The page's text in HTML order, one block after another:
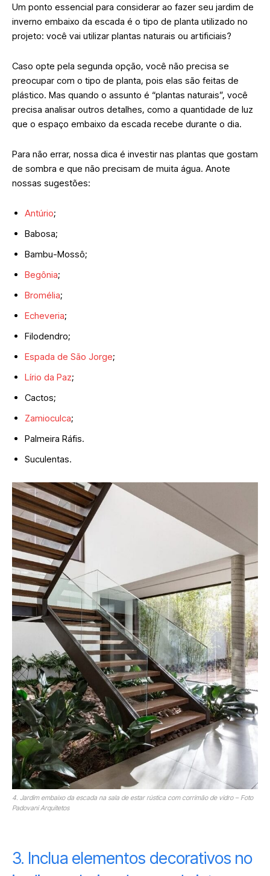
Um ponto essencial para considerar ao fazer seu jardim de
inverno embaixo da escada é o tipo de planta utilizado no
projeto: você vai utilizar plantas naturais ou artificiais?
Caso opte pela segunda opção, você não precisa se
preocupar com o tipo de planta, pois elas são feitas de
plástico. Mas quando o assunto é “plantas naturais”, você
precisa analisar outros detalhes, como a quantidade de luz
que o espaço embaixo da escada recebe durante o dia.
Para não errar, nossa dica é investir nas plantas que gostam
de sombra e que não precisam de muita água. Anote
nossas sugestões:
Antúrio;
Babosa;
Bambu-Mossô;
Begônia;
Bromélia;
Echeveria;
Filodendro;
Espada de São Jorge;
Lírio da Paz;
Cactos;
Zamioculca;
Palmeira Ráfis.
Suculentas.
4. Jardim embaixo da escada na sala de estar rústica com corrimão de vidro – Foto
Padovani Arquitetos
3. Inclua elementos decorativos no